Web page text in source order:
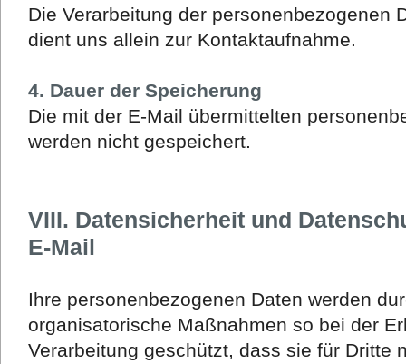
Die Verarbeitung der personenbezogenen
dient uns allein zur Kontaktaufnahme.
4. Dauer der Speicherung
Die mit der E-Mail übermittelten
werden nicht gespeichert.
VIII. Datensicherheit und
E-Mail
Ihre personenbezogenen Daten werden
organisatorische Maßnahmen so bei der
Verarbeitung geschützt, dass sie für Dritte